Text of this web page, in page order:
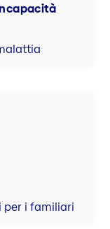
i familiari